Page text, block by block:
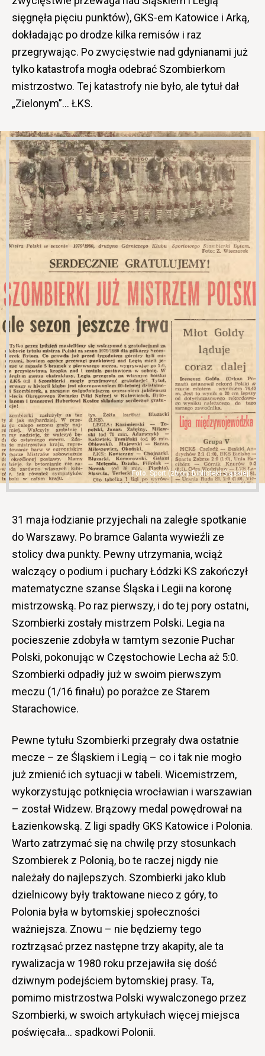
sięgnęła pięciu punktów), GKS-em Katowice i Arką,
dokładając po drodze kilka remisów i raz
przegrywając. Po zwycięstwie nad gdynianami już
tylko katastrofa mogła odebrać Szombierkom
mistrzostwo. Tej katastrofy nie było, ale tytuł dał
„Zielonym”… ŁKS.
Sport (zbiory Biblioteki Śląskiej)
31 maja łodzianie przyjechali na zaległe spotkanie
do Warszawy. Po bramce Galanta wywieźli ze
stolicy dwa punkty. Pewny utrzymania, wciąż
walczący o podium i puchary Łódzki KS zakończył
matematyczne szanse Śląska i Legii na koronę
mistrzowską. Po raz pierwszy, i do tej pory ostatni,
Szombierki zostały mistrzem Polski. Legia na
pocieszenie zdobyła w tamtym sezonie Puchar
Polski, pokonując w Częstochowie Lecha aż 5:0.
Szombierki odpadły już w swoim pierwszym
meczu (1/16 finału) po porażce ze Starem
Starachowice.
Pewne tytułu Szombierki przegrały dwa ostatnie
mecze – ze Śląskiem i Legią – co i tak nie mogło
już zmienić ich sytuacji w tabeli. Wicemistrzem,
wykorzystując potknięcia wrocławian i warszawian
– został Widzew. Brązowy medal powędrował na
Łazienkowską. Z ligi spadły GKS Katowice i Polonia.
Warto zatrzymać się na chwilę przy stosunkach
Szombierek z Polonią, bo te raczej nigdy nie
należały do najlepszych. Szombierki jako klub
dzielnicowy były traktowane nieco z góry, to
Polonia była w bytomskiej społeczności
ważniejsza. Znowu – nie będziemy tego
roztrząsać przez następne trzy akapity, ale ta
rywalizacja w 1980 roku przejawiła się dość
dziwnym podejściem bytomskiej prasy. Ta,
pomimo mistrzostwa Polski wywalczonego przez
Szombierki, w swoich artykułach więcej miejsca
poświęcała… spadkowi Polonii.